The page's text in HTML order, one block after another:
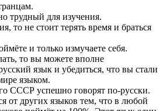
трудный для изучения.
то не стоит терять время и браться
и только измучаете себя.
то вы можете вполне
язык и убедиться, что вы стали
языком.
СССР успешно говорят по-русски.
от других языков тем, что в любой